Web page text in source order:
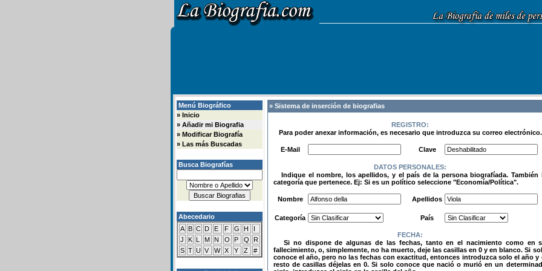
Menú Biográfico
» Inicio
» Añadir mi Biografia
» Modificar Biografía
» Las más Buscadas
Busca Biografías
Abecedario
A B C D E F G H
I
J
K L M N O P Q
R
S T U V W X Y Z #
» Sistema de inserción de biografias
REGISTRO:
Para poder anexar información, es necesario que introduzca su correo electrónico.
E-Mail
Clave
DATOS PERSONALES:
Indique el nombre, los apellidos, y el país de la persona biografíada. También
categoría que pertenece. Ej: Si es un político seleccione "Economía/Política".
Nombre
Apellidos
Categoría País
FECHA:
Si no dispone de algunas de las fechas, tanto en el nacimiento como en
fallecimiento, o, simplemente, no ha muerto, deje las casillas en 0 y en blanco. Si
conoce el año, pero no las fechas con exactitud, entonces introduzca solo el año y
resto de casillas déjelas en 0. Si solo conoce que nació o murió en un